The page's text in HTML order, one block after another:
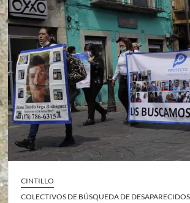
CINTILLO
COLECTIVOS DE BÚSQUEDA DE